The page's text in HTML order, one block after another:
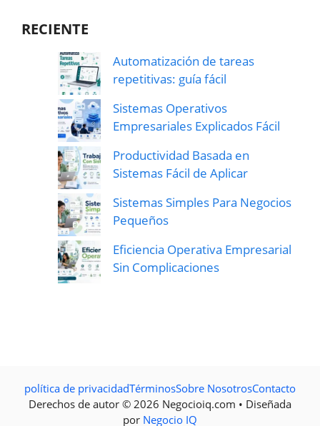
RECIENTE
Automatización de tareas
repetitivas: guía fácil
Sistemas Operativos
Empresariales Explicados Fácil
Productividad Basada en
Sistemas Fácil de Aplicar
Sistemas Simples Para Negocios
Pequeños
Eficiencia Operativa Empresarial
Sin Complicaciones
Derechos de autor © 2026 Negocioiq.com • Diseñada
por Negocio IQ
política de privacidadTérminosSobre NosotrosContacto